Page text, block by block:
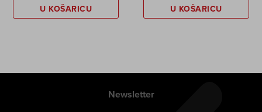
U KOŠARICU U KOŠARICU
Newsletter